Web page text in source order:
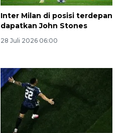
Inter Milan di posisi terdepan
dapatkan John Stones
28 Juli 2026 06:00